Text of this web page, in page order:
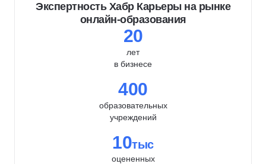
Экспертность Хабр Карьеры на рынке
онлайн-образования
20
лет
в бизнесе
400
образовательных
учреждений
10тыс
оцененных